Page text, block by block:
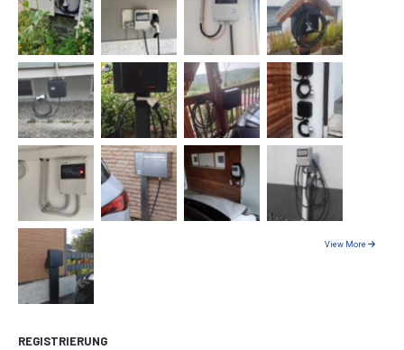
View More
REGISTRIERUNG